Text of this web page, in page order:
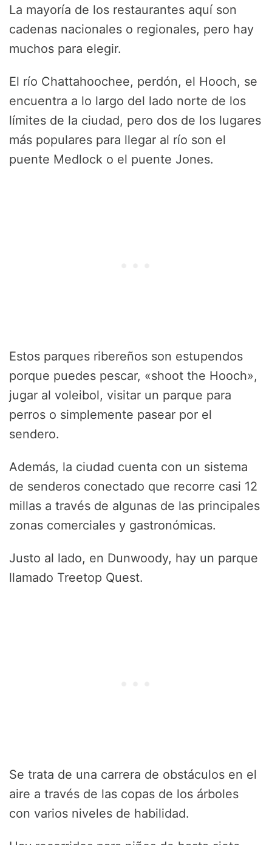
La mayoría de los restaurantes aquí son
cadenas nacionales o regionales, pero hay
muchos para elegir.
El río Chattahoochee, perdón, el Hooch, se
encuentra a lo largo del lado norte de los
límites de la ciudad, pero dos de los lugares
más populares para llegar al río son el
puente Medlock o el puente Jones.
Estos parques ribereños son estupendos
porque puedes pescar, «shoot the Hooch»,
jugar al voleibol, visitar un parque para
perros o simplemente pasear por el
sendero.
Además, la ciudad cuenta con un sistema
de senderos conectado que recorre casi 12
millas a través de algunas de las principales
zonas comerciales y gastronómicas.
Justo al lado, en Dunwoody, hay un parque
llamado Treetop Quest.
Se trata de una carrera de obstáculos en el
aire a través de las copas de los árboles
con varios niveles de habilidad.